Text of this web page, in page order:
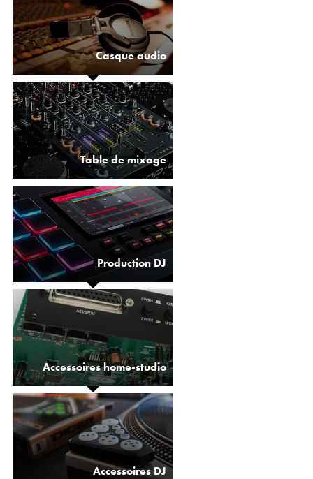
Casque audio
Table de mixage
Production DJ
Accessoires home-studio
Accessoires DJ